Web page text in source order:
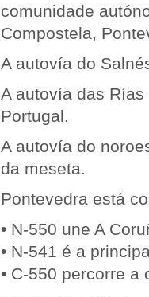
comunidade
Compostela,
A autovía do
A autovía das
Portugal.
A autovía do
da meseta.
Pontevedra está
• N-550 une A
• N-541 é a
• C-550 percorre